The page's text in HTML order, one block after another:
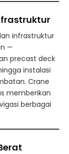
infrastruktur
—
precast deck
instalasi
Crane
memberikan
berbagai